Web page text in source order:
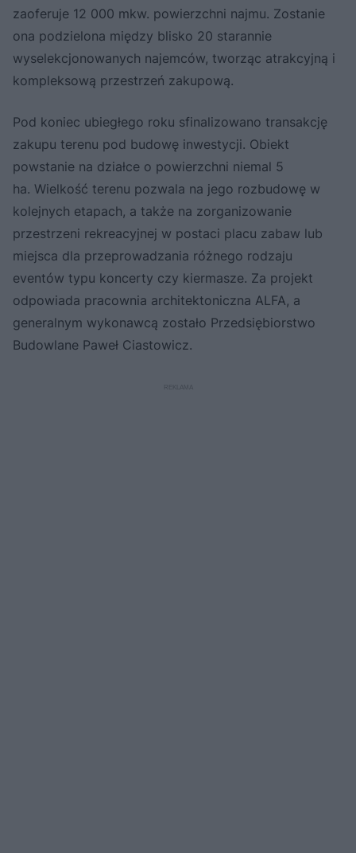
zaoferuje 12 000 mkw. powierzchni najmu. Zostanie
ona podzielona między blisko 20 starannie
wyselekcjonowanych najemców, tworząc atrakcyjną i
kompleksową przestrzeń zakupową.
Pod koniec ubiegłego roku sfinalizowano transakcję
zakupu terenu pod budowę inwestycji. Obiekt
powstanie na działce o powierzchni niemal 5
ha. Wielkość terenu pozwala na jego rozbudowę w
kolejnych etapach, a także na zorganizowanie
przestrzeni rekreacyjnej w postaci placu zabaw lub
miejsca dla przeprowadzania różnego rodzaju
eventów typu koncerty czy kiermasze. Za projekt
odpowiada pracownia architektoniczna ALFA, a
generalnym wykonawcą zostało Przedsiębiorstwo
Budowlane Paweł Ciastowicz.